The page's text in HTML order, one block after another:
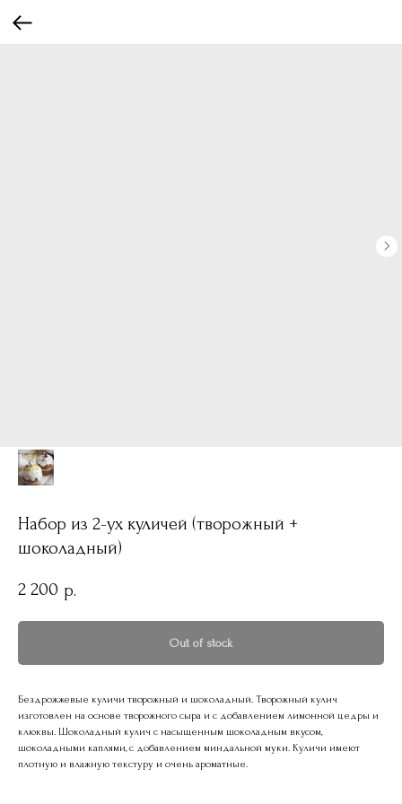
Набор из 2-ух куличей (творожный +
шоколадный)
2 200 р.
Out of stock
Бездрожжевые куличи творожный и шоколадный. Творожный кулич
изготовлен на основе творожного сыра и с добавлением лимонной цедры и
клюквы. Шоколадный кулич с насыщенным шоколадным вкусом,
шоколадными каплями, с добавлением миндальной муки. Куличи имеют
плотную и влажную текстуру и очень ароматные.